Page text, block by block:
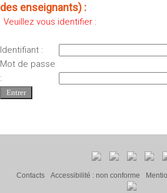
des enseignants) :
Veuillez vous identifier :
Identifiant :
Mot de passe
:
Contacts Accessibilité : non conforme